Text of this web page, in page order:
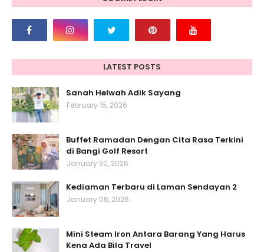
LATEST POSTS
Sanah Helwah Adik Sayang
February 15, 2026
Buffet Ramadan Dengan Cita Rasa Terkini
di Bangi Golf Resort
January 30, 2026
Kediaman Terbaru di Laman Sendayan 2
January 06, 2026
Mini Steam Iron Antara Barang Yang Harus
Kena Ada Bila Travel